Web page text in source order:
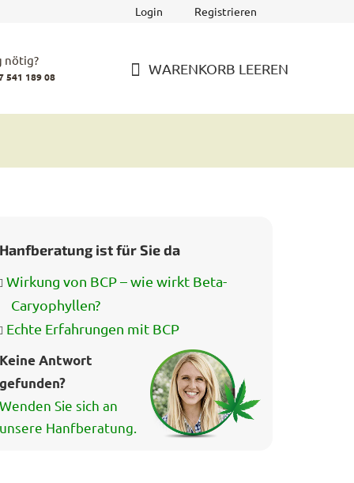
Login Registrieren
nötig?
541 189 08 WARENKORB LEEREN
Hanfberatung ist für Sie da
Wirkung von BCP – wie wirkt Beta-
Caryophyllen?
Echte Erfahrungen mit BCP
Keine Antwort
gefunden?
Wenden Sie sich an
unsere Hanfberatung.